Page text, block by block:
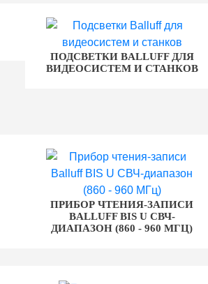
ПОДСВЕТКИ BALLUFF ДЛЯ
ВИДЕОСИСТЕМ И СТАНКОВ
ПРИБОР ЧТЕНИЯ-ЗАПИСИ
BALLUFF BIS U СВЧ-
ДИАПАЗОН (860 - 960 МГЦ)